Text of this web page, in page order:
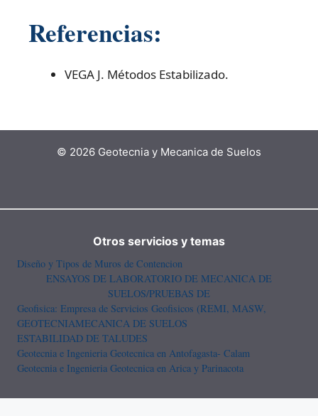
Referencias:
VEGA J. Métodos Estabilizado.
© 2026 Geotecnia y Mecanica de Suelos
Otros servicios y temas
Diseño y Tipos de Muros de Contencion
ENSAYOS DE LABORATORIO DE MECANICA DE
SUELOS/PRUEBAS DE
Geofisica: Empresa de Servicios Geofisicos (REMI, MASW,
GEOTECNIAMECANICA DE SUELOS
ESTABILIDAD DE TALUDES
Geotecnia e Ingenieria Geotecnica en Antofagasta- Calam
Geotecnia e Ingenieria Geotecnica en Arica y Parinacota